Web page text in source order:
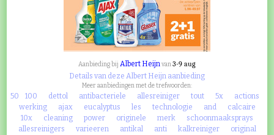
Aanbieding bij Albert Heijnvan3-9 aug
Details van deze Albert Heijn aanbieding
Meer aanbiedingen met de trefwoorden:
50 100 dettol antibacteriele allesreiniger tout 5x
actions
werking
ajax eucalyptus les technologie and
calcaire
10x
cleaning power originele merk
schoonmaaksprays
allesreinigers
varieeren antikal anti kalkreiniger
original